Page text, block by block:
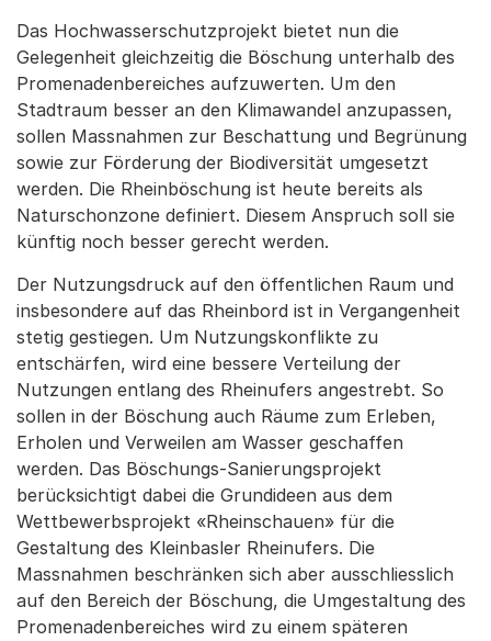
Das Hochwasserschutzprojekt bietet nun die
Gelegenheit gleichzeitig die Böschung unterhalb des
Promenadenbereiches aufzuwerten. Um den
Stadtraum besser an den Klimawandel anzupassen,
sollen Massnahmen zur Beschattung und Begrünung
sowie zur Förderung der Biodiversität umgesetzt
werden. Die Rheinböschung ist heute bereits als
Naturschonzone definiert. Diesem Anspruch soll sie
künftig noch besser gerecht werden.
Der Nutzungsdruck auf den öffentlichen Raum und
insbesondere auf das Rheinbord ist in Vergangenheit
stetig gestiegen. Um Nutzungskonflikte zu
entschärfen, wird eine bessere Verteilung der
Nutzungen entlang des Rheinufers angestrebt. So
sollen in der Böschung auch Räume zum Erleben,
Erholen und Verweilen am Wasser geschaffen
werden. Das Böschungs-Sanierungsprojekt
berücksichtigt dabei die Grundideen aus dem
Wettbewerbsprojekt «Rheinschauen» für die
Gestaltung des Kleinbasler Rheinufers. Die
Massnahmen beschränken sich aber ausschliesslich
auf den Bereich der Böschung, die Umgestaltung des
Promenadenbereiches wird zu einem späteren